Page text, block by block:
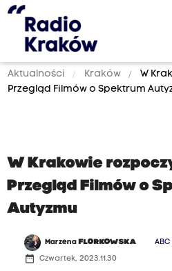
Aktualności Kraków
W
Przegląd Filmów o Spektrum
W Krakowie
Przegląd Filmów o
Autyzmu
Marzena FLORKOWSKA
date_range Czwartek, 2023.11.30